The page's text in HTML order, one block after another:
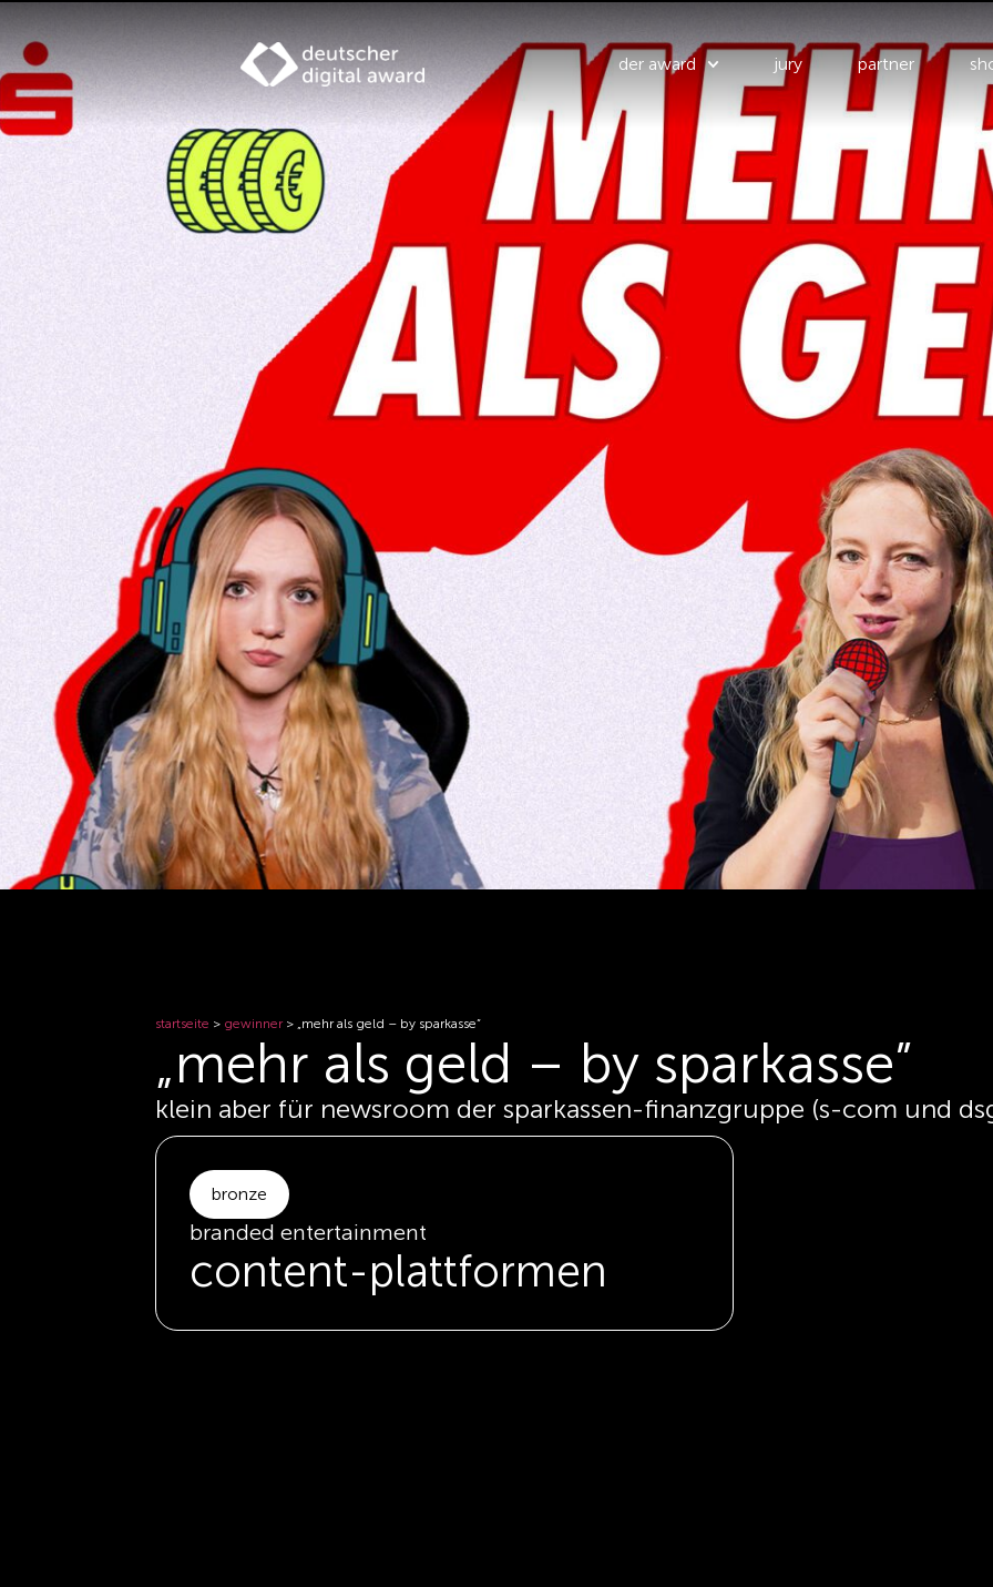
der award jury partner
startseite > gewinner> „mehr als geld – by sparkasse”
„mehr als geld – by sparkasse”
klein aber für newsroom der sparkassen-finanzgruppe (s-com und
bronze
branded entertainment
content-plattformen